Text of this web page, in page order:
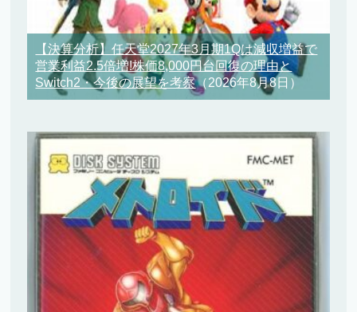
【決算分析】任天堂2027年3月期1Qは減収増益で
営業利益2.5倍増!株価8,000円台回復の理由と
Switch2・今後の展望を考察（2026年8月8日）